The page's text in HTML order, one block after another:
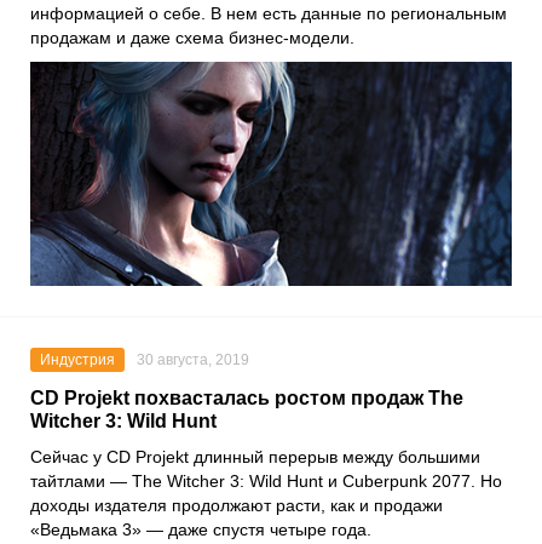
информацией о себе. В нем есть данные по региональным
продажам и даже схема бизнес-модели.
Индустрия 30 августа, 2019
CD Projekt похвасталась ростом продаж The
Witcher 3: Wild Hunt
Сейчас у CD Projekt длинный перерыв между большими
тайтлами — The Witcher 3: Wild Hunt и Cuberpunk 2077. Но
доходы издателя продолжают расти, как и продажи
«Ведьмака 3» — даже спустя четыре года.